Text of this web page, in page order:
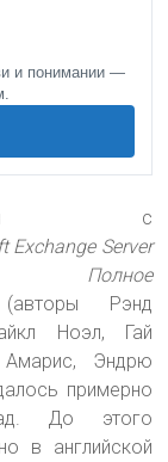
и понимании —
с
Exchange Server
(авторы Рэнд
Ноэл, Гай
Эндрю
примерно
До этого
в английской